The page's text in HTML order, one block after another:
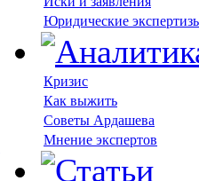
Юридические
Кризис
Как выжить
Советы Ардашева
Мнение экспертов